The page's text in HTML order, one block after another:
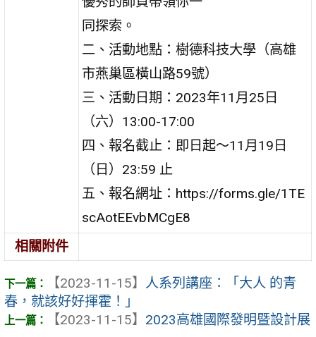
同探索。
二、活動地點：樹德科技大學（高雄
市燕巢區橫山路59號）
三、活動日期：2023年11月25日
（六）13:00-17:00
四、報名截止：即日起～11月19日
（日）23:59 止
五、報名網址：https://forms.gle/1TE
scAotEEvbMCgE8
相關附件
【2023-11-15】 人系列講座：「大人 的青
春，就該好好揮霍！」
【2023-11-15】 2023高雄國際發明暨設計展